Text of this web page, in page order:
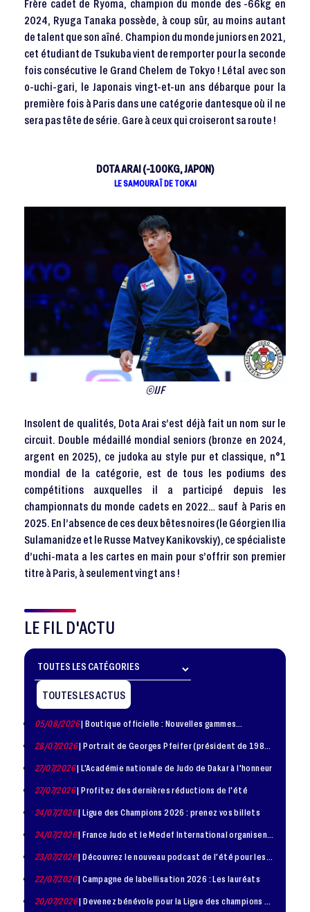
Frère cadet de Ryoma, champion du monde des -66kg en
2024, Ryuga Tanaka possède, à coup sûr, au moins autant
de talent que son aîné. Champion du monde juniors en 2021,
cet étudiant de Tsukuba vient de remporter pour la seconde
fois consécutive le Grand Chelem de Tokyo ! Létal avec son
o-uchi-gari, le Japonais vingt-et-un ans débarque pour la
première fois à Paris dans une catégorie dantesque où il ne
sera pas tête de série. Gare à ceux qui croiseront sa route !
DOTA ARAI (-100KG, JAPON)
LE SAMOURAÏ DE TOKAI
©IJF
Insolent de qualités, Dota Arai s’est déjà fait un nom sur le
circuit. Double médaillé mondial seniors (bronze en 2024,
argent en 2025), ce judoka au style pur et classique, n°1
mondial de la catégorie, est de tous les podiums des
compétitions auxquelles il a participé depuis les
championnats du monde cadets en 2022… sauf à Paris en
2025. En l’absence de ces deux bêtes noires (le Géorgien Ilia
Sulamanidze et le Russe Matvey Kanikovskiy), ce spécialiste
d’uchi-mata a les cartes en main pour s’offrir son premier
titre à Paris, à seulement vingt ans !
LE FIL D'ACTU
TOUTES LES ACTUS
05/08/2026| Boutique officielle : Nouvelles gammes
28/07/2026| Portrait de Georges Pfeifer (président de 1981
27/07/2026| L'Académie nationale de Judo de Dakar à l'honneur
27/07/2026| Profitez des dernières réductions de l'été
24/07/2026| Ligue des Champions 2026 : prenez vos billets
24/07/2026| France Judo et le Medef International organisent
23/07/2026| Découvrez le nouveau podcast de l'été pour les
22/07/2026| Campagne de labellisation 2026 : Les lauréats
20/07/2026| Devenez bénévole pour la Ligue des champions de